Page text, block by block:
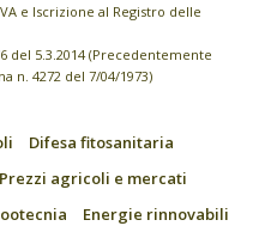
e Iscrizione al Registro delle
del 5.3.2014 (Precedentemente
n. 4272 del 7/04/1973)
Difesa fitosanitaria
Prezzi agricoli e mercati
Energie rinnovabili